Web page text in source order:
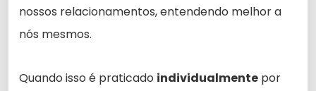
nossos relacionamentos, entendendo melhor a
nós mesmos.
Quando isso é praticado individualmente por